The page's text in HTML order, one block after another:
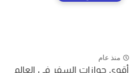
منذ عام
أقوى جوازات السفر في العالم